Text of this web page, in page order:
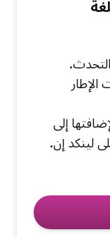
الإطار
إلى
لينكد إن.